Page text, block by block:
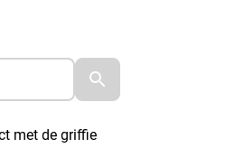
met de griffie